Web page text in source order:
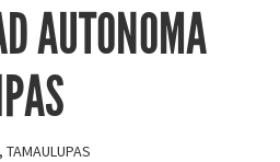
AUTONOMA